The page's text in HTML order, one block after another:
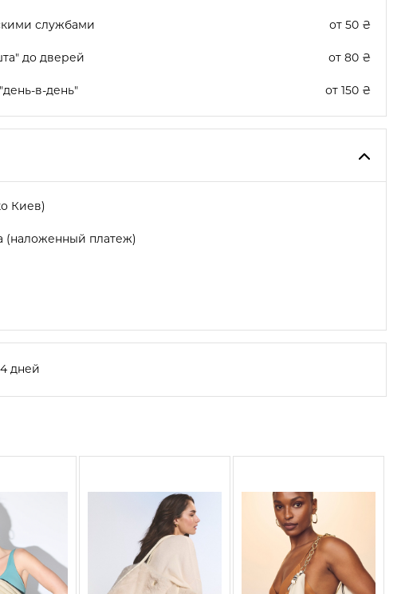
службами от 50 ₴
до дверей от 80 ₴
в-день" от 150 ₴
Киев)
(наложенный платеж)
дней